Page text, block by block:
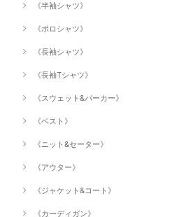
《半袖シャツ》
《ポロシャツ》
《長袖シャツ》
《長袖Tシャツ》
《スウェット&パーカー》
《ベスト》
《ニット&セーター》
《アウター》
《ジャケット&コート》
《カーディガン》